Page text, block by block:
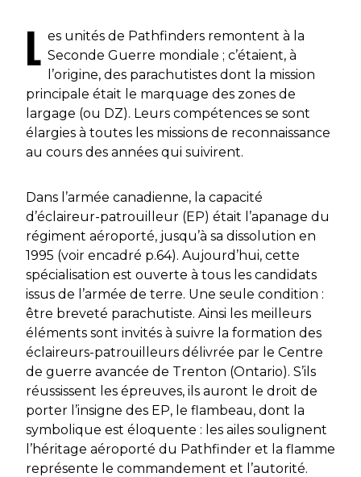
L es unités de Pathfinders remontent à la
Seconde Guerre mondiale ; c’étaient, à
l’origine, des parachutistes dont la mission
principale était le marquage des zones de
largage (ou DZ). Leurs compétences se sont
élargies à toutes les missions de reconnaissance
au cours des années qui suivirent.
Dans l’armée canadienne, la capacité
d’éclaireur-patrouilleur (EP) était l’apanage du
régiment aéroporté, jusqu’à sa dissolution en
1995 (voir encadré p.64). Aujourd’hui, cette
spécialisation est ouverte à tous les candidats
issus de l’armée de terre. Une seule condition :
être breveté parachutiste. Ainsi les meilleurs
éléments sont invités à suivre la formation des
éclaireurs-patrouilleurs délivrée par le Centre
de guerre avancée de Trenton (Ontario). S’ils
réussissent les épreuves, ils auront le droit de
porter l’insigne des EP, le flambeau, dont la
symbolique est éloquente : les ailes soulignent
l’héritage aéroporté du Pathfinder et la flamme
représente le commandement et l’autorité.